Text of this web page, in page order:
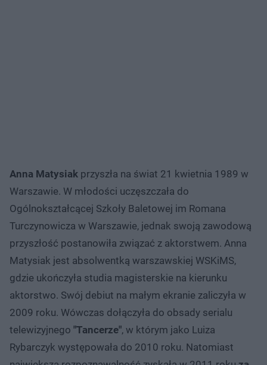
Anna Matysiak przyszła na świat 21 kwietnia 1989 w
Warszawie. W młodości uczęszczała do
Ogólnokształcącej Szkoły Baletowej im Romana
Turczynowicza w Warszawie, jednak swoją zawodową
przyszłość postanowiła związać z aktorstwem. Anna
Matysiak jest absolwentką warszawskiej WSKiMS,
gdzie ukończyła studia magisterskie na kierunku
aktorstwo. Swój debiut na małym ekranie zaliczyła w
2009 roku. Wówczas dołączyła do obsady serialu
telewizyjnego "Tancerze", w którym jako Luiza
Rybarczyk występowała do 2010 roku. Natomiast